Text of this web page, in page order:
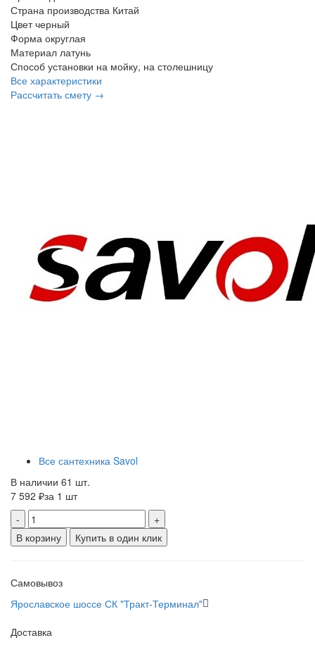
Страна производства Китай
Цвет черный
Форма округлая
Материал латунь
Способ установки на мойку, на столешницу
Все характеристики
Рассчитать смету →
Все сантехника Savol
В наличии 61 шт.
7 592 ₽за 1 шт
-
+
В корзину
Купить в один клик
Самовывоз
Ярославское шоссе СК "Тракт-Терминал"
Доставка